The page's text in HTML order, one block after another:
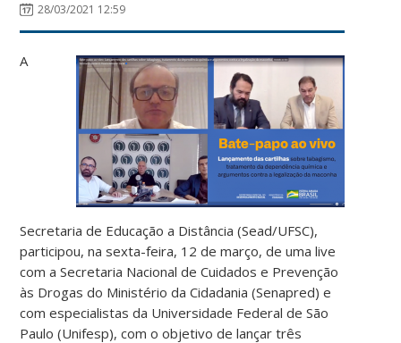
28/03/2021 12:59
A
Secretaria de Educação a Distância (Sead/UFSC),
participou, na sexta-feira, 12 de março, de uma live
com a Secretaria Nacional de Cuidados e Prevenção
às Drogas do Ministério da Cidadania (Senapred) e
com especialistas da Universidade Federal de São
Paulo (Unifesp), com o objetivo de lançar três